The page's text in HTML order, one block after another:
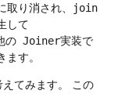
り消され、
join
して
の Joiner実装で
す。
てみます。
この